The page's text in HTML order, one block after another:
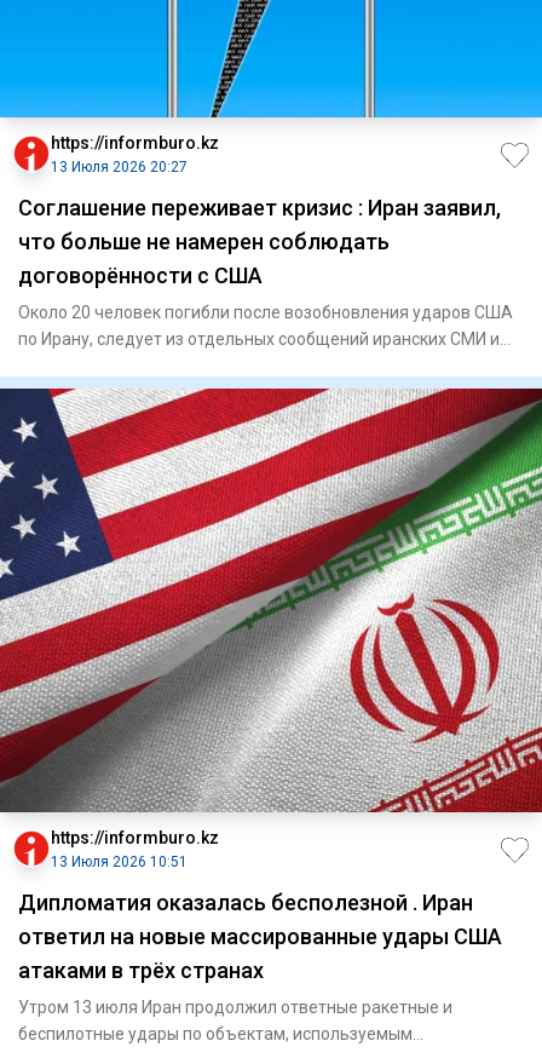
https://informburo.kz
13 Июля 2026 20:27
Соглашение переживает кризис : Иран заявил,
что больше не намерен соблюдать
договорённости с США
Около 20 человек погибли после возобновления ударов США
по Ирану, следует из отдельных сообщений иранских СМИ и
https://informburo.kz
13 Июля 2026 10:51
Дипломатия оказалась бесполезной . Иран
ответил на новые массированные удары США
атаками в трёх странах
Утром 13 июля Иран продолжил ответные ракетные и
беспилотные удары по объектам, используемым